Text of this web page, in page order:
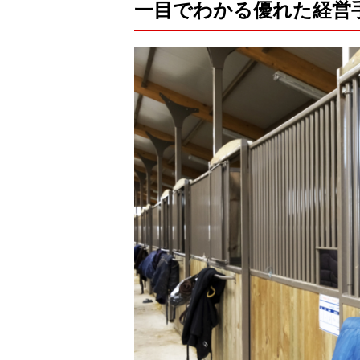
一目でわかる優れた経営